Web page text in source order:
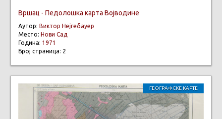
Вршац - Педолошка карта Војводине
Аутор: Виктор Нејгебауер
Место: Нови Сад
Година: 1971
Број страница: 2
ГЕОГРАФСКЕ КАРТЕ